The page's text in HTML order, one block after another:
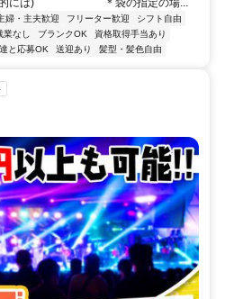
婦・主夫歓迎 フリーター歓迎
シフト自由
業なし ブランクOK
資格取得手当あり
と応募OK 送迎あり 髪型・髪色自由